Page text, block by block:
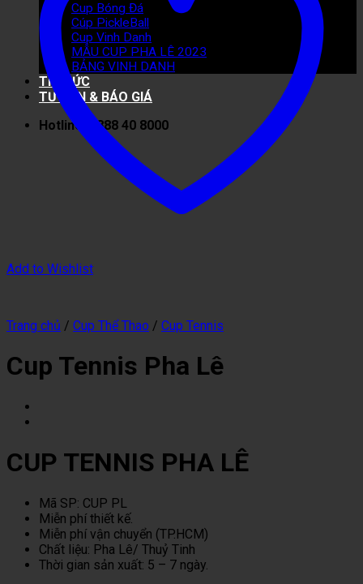
Cup Bóng Đá
Cúp PickleBall
Cup Vinh Danh
MẪU CUP PHA LÊ 2023
BẢNG VINH DANH
TIN TỨC
TƯ VẤN & BÁO GIÁ
Hotline: 0888 40 8000
Add to Wishlist
Trang chủ / Cup Thể Thao / Cup Tennis
Cup Tennis Pha Lê
CUP TENNIS PHA LÊ
Mã SP: CUP PL
Miễn phí thiết kế.
Miễn phí vận chuyển (TP.HCM)
Chất liệu: Pha Lê/ Thuỷ Tinh
Thời gian sản xuất: 5 – 7 ngày.